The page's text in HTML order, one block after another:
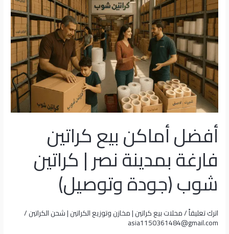
أفضل أماكن بيع كراتين
فارغة بمدينة نصر | كراتين
شوب (جودة وتوصيل)
اترك تعليقاً/محلات بيع كراتين | مخازن وتوزيع الكراتين | شحن الكراتين/
asia1150361484@gmail.com
بيع
كراتين
فارغة
بمدينة
نصر
|
كراتين
شوب
(جودة